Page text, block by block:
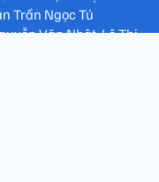
Trần Ngọc Tú
Văn Nhật, Lê Thị